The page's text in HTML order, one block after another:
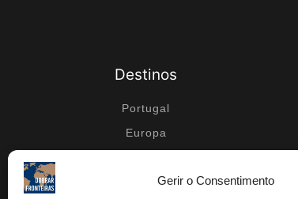
Gerir o Consentimento
Destinos
Portugal
Europa
África